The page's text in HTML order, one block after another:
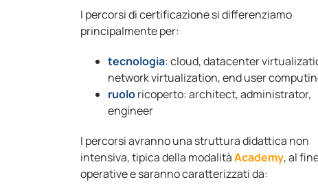
I percorsi di certificazione si differenziamo
principalmente per:
tecnologia: cloud, datacenter
network virtualization, end user
ruoloricoperto: architect, administrator,
engineer
I percorsi avranno una struttura didattica non
intensiva, tipica della modalitàAcademy, al
operative e saranno caratterizzati da: